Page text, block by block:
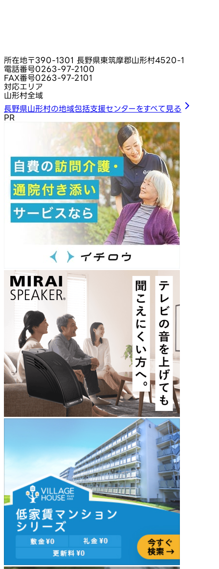
所在地〒390-1301 長野県東筑摩郡山形村4520-1
電話番号0263-97-2100
FAX番号0263-97-2101
対応エリア
山形村全域
長野県山形村の地域包括支援センターをすべて見る
PR